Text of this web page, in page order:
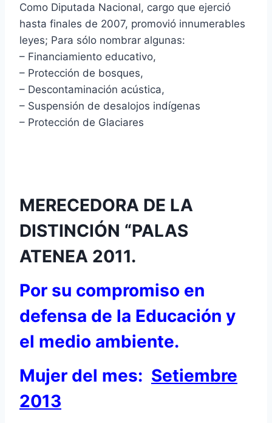
Como Diputada Nacional, cargo que ejerció
hasta finales de 2007, promovió innumerables
leyes; Para sólo nombrar algunas:
– Financiamiento educativo,
– Protección de bosques,
– Descontaminación acústica,
– Suspensión de desalojos indígenas
– Protección de Glaciares
MERECEDORA DE LA
DISTINCIÓN “PALAS
ATENEA 2011.
Por su compromiso en
defensa de la Educación y
el medio ambiente.
Mujer del mes: Setiembre
2013